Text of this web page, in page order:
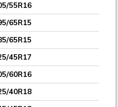
55R16
65R15
65R15
45R17
60R16
40R18